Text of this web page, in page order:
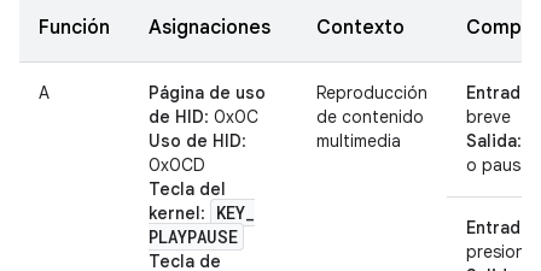
Función Asignaciones Contexto
A
Página de uso
de HID: 0x0C
Uso de HID:
0x0CD
Tecla del
kernel: KEY_
PLAYPAUSE
Tecla de
Reproducción
de contenido
multimedia
Entrada
breve
Salida:
o pausar
Entrada